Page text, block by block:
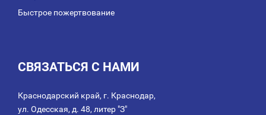
Быстрое пожертвование
СВЯЗАТЬСЯ С НАМИ
Краснодарский край, г. Краснодар,
ул. Одесская, д. 48, литер "З"